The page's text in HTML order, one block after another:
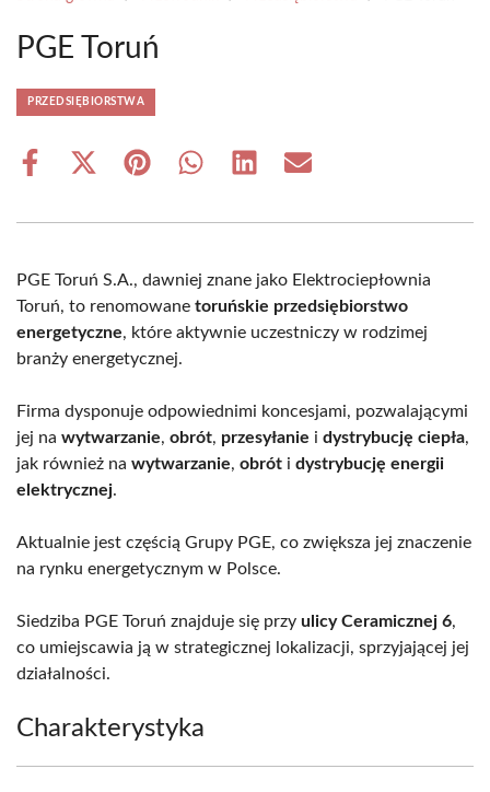
PGE Toruń
PRZEDSIĘBIORSTWA
Share
Share
(Twitter)
Share Share Share Share
PGE Toruń S.A., dawniej znane jako Elektrociepłownia
Toruń, to renomowane toruńskie przedsiębiorstwo
energetyczne, które aktywnie uczestniczy w rodzimej
branży energetycznej.
Firma dysponuje odpowiednimi koncesjami, pozwalającymi
jej na wytwarzanie, obrót, przesyłanie i dystrybucję ciepła,
jak również na wytwarzanie, obrót i dystrybucję energii
elektrycznej.
Aktualnie jest częścią Grupy PGE, co zwiększa jej znaczenie
na rynku energetycznym w Polsce.
Siedziba PGE Toruń znajduje się przy ulicy Ceramicznej 6,
co umiejscawia ją w strategicznej lokalizacji, sprzyjającej jej
działalności.
Charakterystyka